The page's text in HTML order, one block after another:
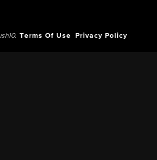
Terms Of Use Privacy Policy